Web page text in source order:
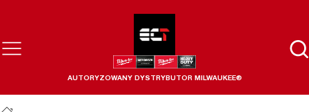
AUTORYZOWANY DYSTRYBUTOR MILWAUKEE®